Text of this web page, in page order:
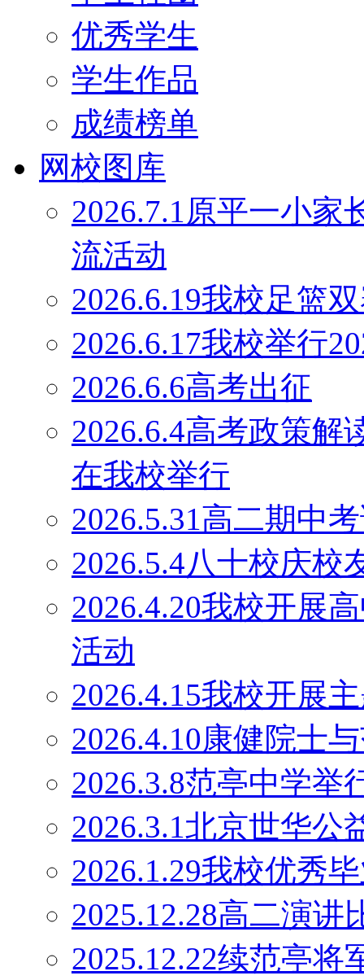
优秀学生
学生作品
成绩榜单
网校图库
2026.7.1原平一小家
流活动
2026.6.19我校足篮
2026.6.17我校举行
2026.6.6高考出征
2026.6.4高考政策解
在我校举行
2026.5.31高二期中
2026.5.4八十校庆校
2026.4.20我校开展
活动
2026.4.15我校开展
2026.4.10康健院士
2026.3.8范亭中学举
2026.3.1北京世华公
2026.1.29我校优秀
2025.12.28高二演讲
2025.12.22续范亭将